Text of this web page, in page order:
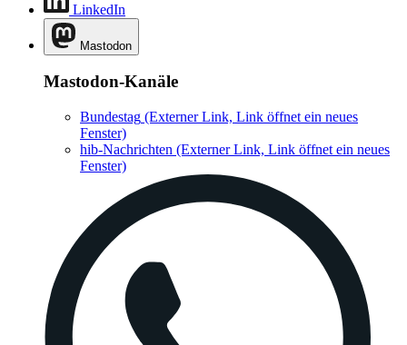
LinkedIn
Mastodon
Mastodon-Kanäle
Bundestag (Externer Link, Link öffnet ein neues
Fenster)
hib-Nachrichten (Externer Link, Link öffnet ein neues
Fenster)